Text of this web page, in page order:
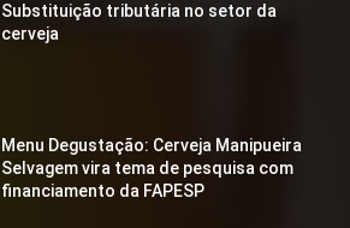
Substituição tributária no setor da
cerveja
Menu Degustação: Cerveja Manipueira
Selvagem vira tema de pesquisa com
financiamento da FAPESP